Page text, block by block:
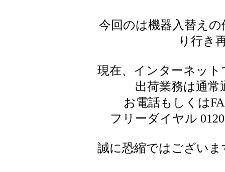
今回のは機器入替え
り行き
現在、インターネッ
出荷業務は通
お電話もしくは
フリーダイヤル
誠に恐縮ではござい